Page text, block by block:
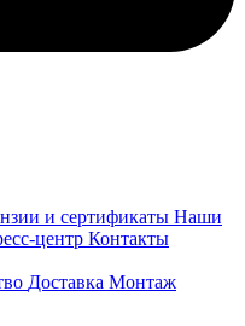
и сертификаты Наши
центр Контакты
Доставка Монтаж